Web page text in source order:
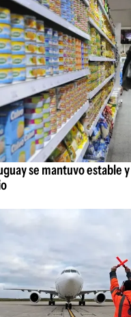
se mantuvo estable